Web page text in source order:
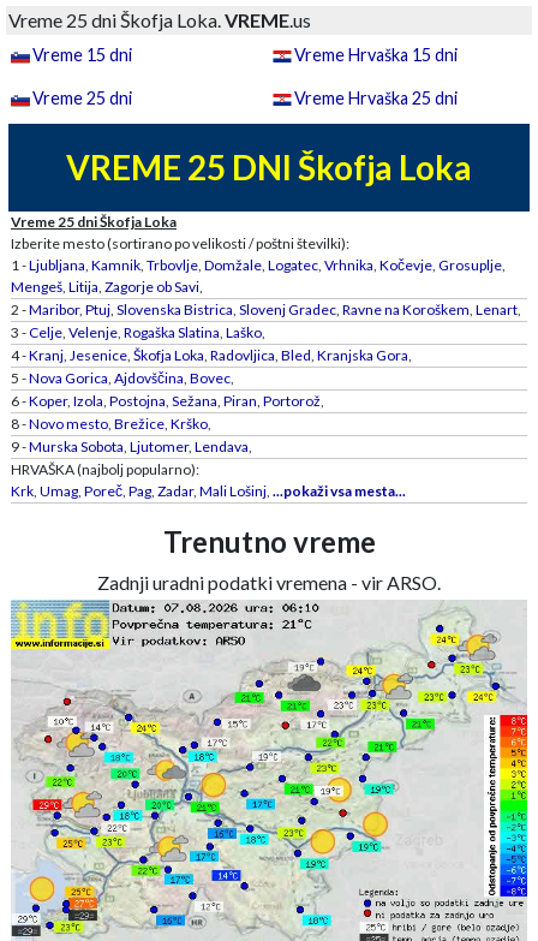
Vreme 25 dni Škofja Loka.VREME.us
Vreme 15 dni Vreme Hrvaška 15 dni
Vreme 25 dni Vreme Hrvaška 25 dni
VREME 25 DNI Škofja Loka
Vreme 25 dni Škofja Loka
Izberite mesto (sortirano po velikosti / poštni številki):
1 -Ljubljana, Kamnik, Trbovlje, Domžale, Logatec, Vrhnika, Kočevje, Grosuplje,
Mengeš, Litija, Zagorje ob Savi,
2 -Maribor, Ptuj, Slovenska Bistrica, Slovenj Gradec, Ravne na Koroškem, Lenart,
3 -Celje, Velenje, Rogaška Slatina, Laško,
4 -Kranj, Jesenice, Škofja Loka, Radovljica, Bled, Kranjska Gora,
5 -Nova Gorica, Ajdovščina, Bovec,
6 -Koper, Izola, Postojna, Sežana, Piran, Portorož,
8 -Novo mesto, Brežice, Krško,
9 -Murska Sobota, Ljutomer, Lendava,
HRVAŠKA (najbolj popularno):
Krk, Umag, Poreč, Pag, Zadar, Mali Lošinj, ...pokaži vsa mesta...
Trenutno vreme
Zadnji uradni podatki vremena - vir ARSO.